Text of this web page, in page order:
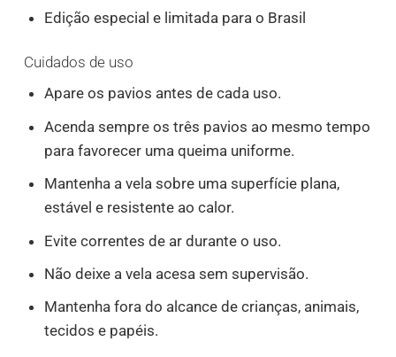
Edição especial e limitada para o Brasil
Cuidados de uso
Apare os pavios antes de cada uso.
Acenda sempre os três pavios ao mesmo tempo
para favorecer uma queima uniforme.
Mantenha a vela sobre uma superfície plana,
estável e resistente ao calor.
Evite correntes de ar durante o uso.
Não deixe a vela acesa sem supervisão.
Mantenha fora do alcance de crianças, animais,
tecidos e papéis.